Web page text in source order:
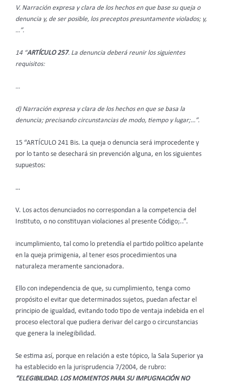
V. Narración expresa y clara de los hechos en que base su queja o
denuncia y, de ser posible, los preceptos presuntamente violados; y,
…”.
14 “ARTÍCULO 257. La denuncia deberá reunir los siguientes
requisitos:
…
d) Narración expresa y clara de los hechos en que se basa la
denuncia; precisando circunstancias de modo, tiempo y lugar;…”.
15 “ARTÍCULO 241 Bis. La queja o denuncia será improcedente y
por lo tanto se desechará sin prevención alguna, en los siguientes
supuestos:
…
V. Los actos denunciados no correspondan a la competencia del
Instituto, o no constituyan violaciones al presente Código;..”.
incumplimiento, tal como lo pretendía el partido político apelante
en la queja primigenia, al tener esos procedimientos una
naturaleza meramente sancionadora.
Ello con independencia de que, su cumplimiento, tenga como
propósito el evitar que determinados sujetos, puedan afectar el
principio de igualdad, evitando todo tipo de ventaja indebida en el
proceso electoral que pudiera derivar del cargo o circunstancias
que genera la inelegibilidad.
Se estima así, porque en relación a este tópico, la Sala Superior ya
ha establecido en la jurisprudencia 7/2004, de rubro:
“ELEGIBILIDAD. LOS MOMENTOS PARA SU IMPUGNACIÓN NO